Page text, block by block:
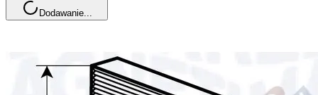
Dodawanie...